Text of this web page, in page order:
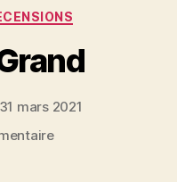
31 mars 2021
sur